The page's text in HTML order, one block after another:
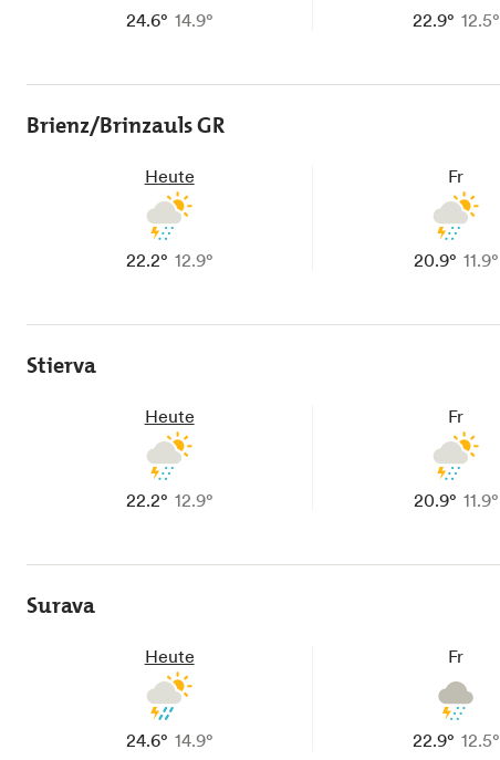
24.6° 14.9° 22.9° 12.5°
Brienz/Brinzauls GR
Heute
22.2° 12.9°
Fr
20.9° 11.9°
Stierva
Heute
22.2° 12.9°
Fr
20.9° 11.9°
Surava
Heute
24.6° 14.9°
Fr
22.9° 12.5°